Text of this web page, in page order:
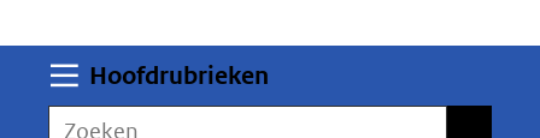
worden
toegestaan
Hoofdrubrieken
Zoeken